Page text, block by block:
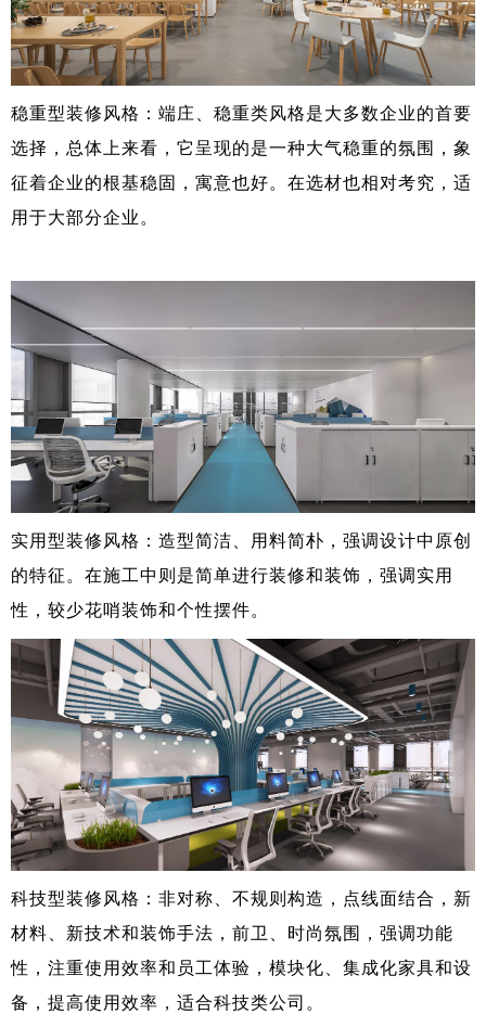
稳重型装修风格：端庄、稳重类风格是大多数企业的首要
选择，总体上来看，它呈现的是一种大气稳重的氛围，象
征着企业的根基稳固，寓意也好。在选材也相对考究，适
用于大部分企业。
实用型装修风格：造型简洁、用料简朴，强调设计中原创
的特征。在施工中则是简单进行装修和装饰，强调实用
性，较少花哨装饰和个性摆件。
科技型装修风格：非对称、不规则构造，点线面结合，新
材料、新技术和装饰手法，前卫、时尚氛围，强调功能
性，注重使用效率和员工体验，模块化、集成化家具和设
备，提高使用效率，适合科技类公司。